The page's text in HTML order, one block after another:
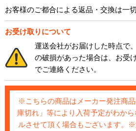
お客様のご都合による返品・交換は一
お受け取りについて
運送会社がお届けした時点で
の破損があった場合は、お受
でご連絡ください。
※こちらの商品はメーカー発注商
庫切れ」等により入荷予定がわか
ルさせて頂く場合もございます。